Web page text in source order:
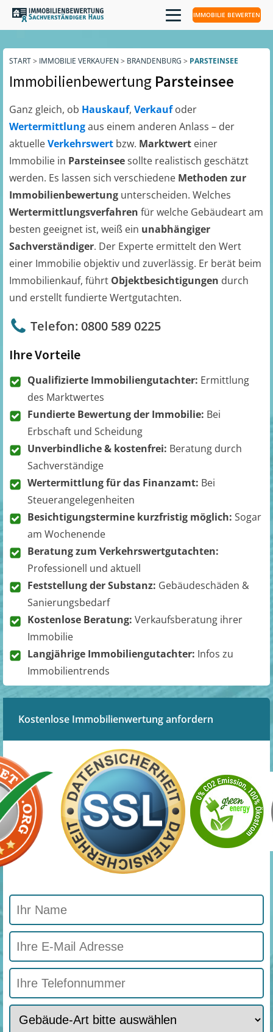
IMMOBILIE BEWERTEN
START> IMMOBILIE VERKAUFEN > BRANDENBURG > PARSTEINSEE
Immobilienbewertung Parsteinsee
Ganz gleich, ob Hauskauf, Verkaufoder
Wertermittlungaus einem anderen Anlass – der
aktuelleVerkehrswert bzw. Marktwert einer
Immobilie in Parsteinseesollte realistisch geschätzt
werden. Es lassen sich verschiedene Methoden zur
Immobilienbewertung unterscheiden. Welches
Wertermittlungsverfahren für welche Gebäudeart am
besten geeignet ist, weiß ein unabhängiger
Sachverständiger. Der Experte ermittelt den Wert
einer Immobilie objektiv und zuverlässig. Er berät beim
Immobilienkauf, führt Objektbesichtigungen durch
und erstellt fundierte Wertgutachten.
Telefon: 0800 589 0225
Ihre Vorteile
Qualifizierte Immobiliengutachter: Ermittlung
des Marktwertes
Fundierte Bewertung der Immobilie: Bei
Erbschaft und Scheidung
Unverbindliche & kostenfrei: Beratung durch
Sachverständige
Wertermittlung für das Finanzamt: Bei
Steuerangelegenheiten
Besichtigungstermine kurzfristig möglich: Sogar
am Wochenende
Beratung zum Verkehrswertgutachten:
Professionell und aktuell
Feststellung der Substanz: Gebäudeschäden &
Sanierungsbedarf
Kostenlose Beratung: Verkaufsberatung ihrer
Immobilie
Langjährige Immobiliengutachter: Infos zu
Immobilientrends
Kostenlose Immobilienwertung anfordern